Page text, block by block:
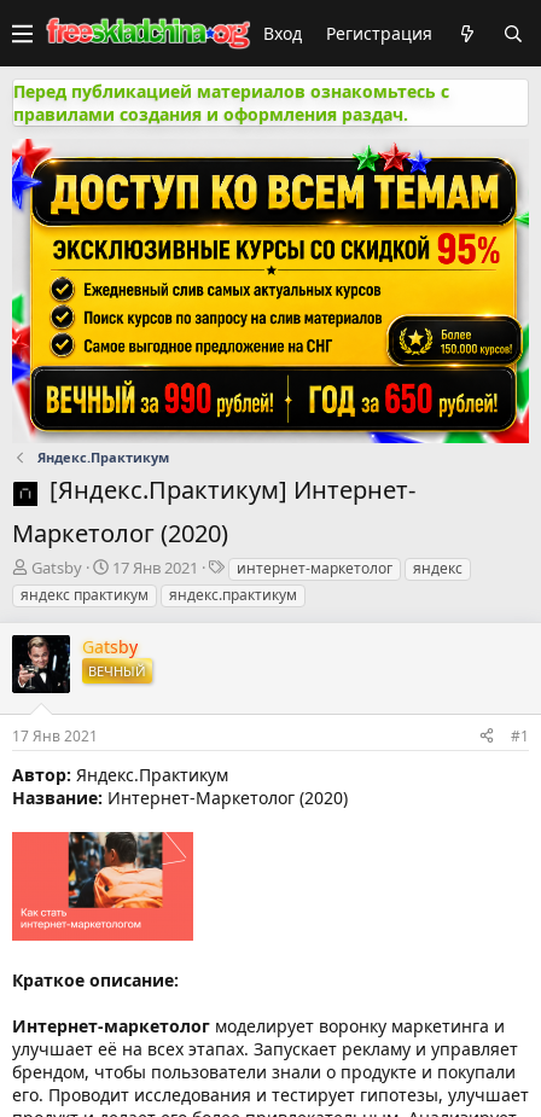
Вход Регистрация
Перед публикацией материалов ознакомьтесь с
правилами создания и оформления раздач.
Яндекс.Практикум
[Яндекс.Практикум] Интернет-
Маркетолог (2020)
А
в
т
о
р
т
е
м
ы
Gatsby
Д
а
т
н
а
а
17 Янв 2021
Т
е
г
интернет-маркетолог
яндекс
яндекс практикум
яндекс.практикум
Gatsby
ВЕЧНЫЙ
17 Янв 2021 #1
Автор: Яндекс.Практикум
Название: Интернет-Маркетолог (2020)
Краткое описание:
Интернет-маркетолог моделирует воронку маркетинга и
улучшает её на всех этапах. Запускает рекламу и управляет
брендом, чтобы пользователи знали о продукте и покупали
его. Проводит исследования и тестирует гипотезы, улучшает